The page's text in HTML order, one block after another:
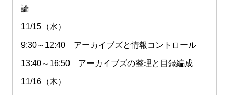
論
11/15（水）
9:30～12:40 アーカイブズと情報コントロール
13:40～16:50 アーカイブズの整理と目録編成
11/16（木）